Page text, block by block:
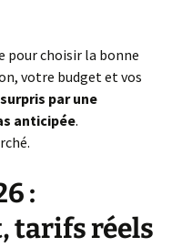
pour choisir la bonne
votre budget et vos
par une
anticipée.
:
tarifs réels